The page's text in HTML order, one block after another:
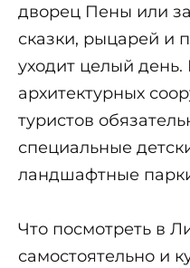
дворец Пены или
сказки, рыцарей и
уходит целый
архитектурных
туристов
специальные
ландшафтные
Что посмотреть в
самостоятельно и